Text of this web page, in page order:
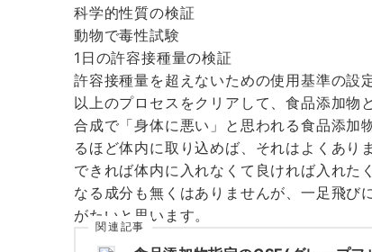
科学的性質の検証
動物で毒性試験
1日の許容接種量の検証
許容接種量を超えないための使用基準の設
以上のプロセスをクリアして、食品添加物
合成で「身体に悪い」と思われる食品添加
るほど体内に取り込めば、それはよくあり
できれば体内に入れなくて良ければ入れた
なる成分も無くはありませんが、一足飛び
がたいと思います。
関連記事